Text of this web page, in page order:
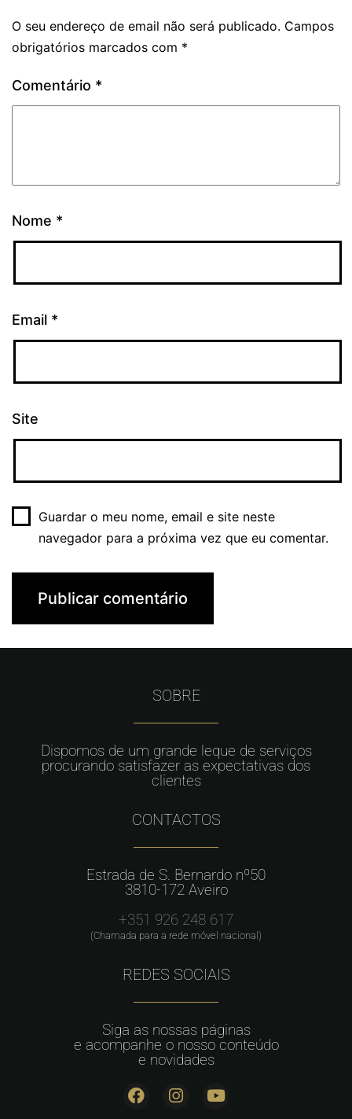
O seu endereço de email não será publicado. Campos
obrigatórios marcados com *
Comentário *
Nome *
Email *
Site
Guardar o meu nome, email e site neste
navegador para a próxima vez que eu comentar.
SOBRE
Dispomos de um grande leque de serviços
procurando satisfazer as expectativas dos
clientes
CONTACTOS
Estrada de S. Bernardo nº50
3810-172 Aveiro
+351 926 248 617
(Chamada para a rede móvel nacional)
REDES SOCIAIS
Siga as nossas páginas
e acompanhe o nosso conteúdo
e novidades